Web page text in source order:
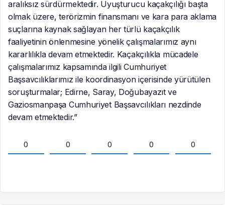
aralıksız sürdürmektedir. Uyuşturucu kaçakçılığı başta
olmak üzere, terörizmin finansmanı ve kara para aklama
suçlarına kaynak sağlayan her türlü kaçakçılık
faaliyetinin önlenmesine yönelik çalışmalarımız aynı
kararlılıkla devam etmektedir. Kaçakçılıkla mücadele
çalışmalarımız kapsamında ilgili Cumhuriyet
Başsavcılıklarımız ile koordinasyon içerisinde yürütülen
soruşturmalar; Edirne, Saray, Doğubayazıt ve
Gaziosmanpaşa Cumhuriyet Başsavcılıkları nezdinde
devam etmektedir.”
0 0 0 0 0